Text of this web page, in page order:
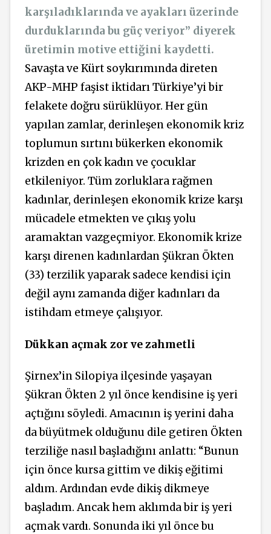
karşıladıklarında ve ayakları üzerinde
durduklarında bu güç veriyor” diyerek
üretimin motive ettiğini kaydetti.
Savaşta ve Kürt soykırımında direten
AKP-MHP faşist iktidarı Türkiye’yi bir
felakete doğru sürüklüyor. Her gün
yapılan zamlar, derinleşen ekonomik kriz
toplumun sırtını bükerken ekonomik
krizden en çok kadın ve çocuklar
etkileniyor. Tüm zorluklara rağmen
kadınlar, derinleşen ekonomik krize karşı
mücadele etmekten ve çıkış yolu
aramaktan vazgeçmiyor. Ekonomik krize
karşı direnen kadınlardan Şükran Ökten
(33) terzilik yaparak sadece kendisi için
değil aynı zamanda diğer kadınları da
istihdam etmeye çalışıyor.
Dükkan açmak zor ve zahmetli
Şirnex’in Silopiya ilçesinde yaşayan
Şükran Ökten 2 yıl önce kendisine iş yeri
açtığını söyledi. Amacının iş yerini daha
da büyütmek olduğunu dile getiren Ökten
terziliğe nasıl başladığını anlattı: “Bunun
için önce kursa gittim ve dikiş eğitimi
aldım. Ardından evde dikiş dikmeye
başladım. Ancak hem aklımda bir iş yeri
açmak vardı. Sonunda iki yıl önce bu